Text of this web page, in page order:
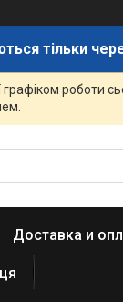
тільки
роботи
Доставка и